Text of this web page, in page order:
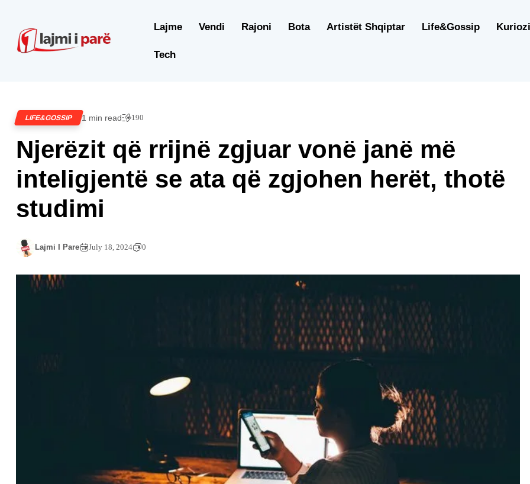
Lajme Vendi Rajoni Bota Artistët Shqiptar Life&Gossip
Tech
LIFE&GOSSIP 1 min read 190
Njerëzit që rrijnë zgjuar vonë janë më
inteligjentë se ata që zgjohen herët, thotë
studimi
Lajmi I Pare July 18, 2024 0